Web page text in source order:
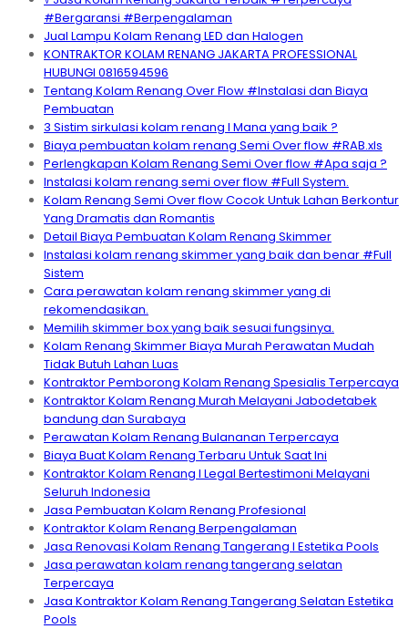
#Bergaransi #Berpengalaman
Jual Lampu Kolam Renang LED dan Halogen
KONTRAKTOR KOLAM RENANG JAKARTA PROFESSIONAL
HUBUNGI 0816594596
Tentang Kolam Renang Over Flow #Instalasi dan Biaya
Pembuatan
3 Sistim sirkulasi kolam renang I Mana yang baik ?
Biaya pembuatan kolam renang Semi Over flow #RAB.xls
Perlengkapan Kolam Renang Semi Over flow #Apa saja ?
Instalasi kolam renang semi over flow #Full System.
Kolam Renang Semi Over flow Cocok Untuk Lahan Berkontur
Yang Dramatis dan Romantis
Detail Biaya Pembuatan Kolam Renang Skimmer
Instalasi kolam renang skimmer yang baik dan benar #Full
Sistem
Cara perawatan kolam renang skimmer yang di
rekomendasikan.
Memilih skimmer box yang baik sesuai fungsinya.
Kolam Renang Skimmer Biaya Murah Perawatan Mudah
Tidak Butuh Lahan Luas
Kontraktor Pemborong Kolam Renang Spesialis Terpercaya
Kontraktor Kolam Renang Murah Melayani Jabodetabek
bandung dan Surabaya
Perawatan Kolam Renang Bulananan Terpercaya
Biaya Buat Kolam Renang Terbaru Untuk Saat Ini
Kontraktor Kolam Renang I Legal Bertestimoni Melayani
Seluruh Indonesia
Jasa Pembuatan Kolam Renang Profesional
Kontraktor Kolam Renang Berpengalaman
Jasa Renovasi Kolam Renang Tangerang I Estetika Pools
Jasa perawatan kolam renang tangerang selatan
Terpercaya
Jasa Kontraktor Kolam Renang Tangerang Selatan Estetika
Pools